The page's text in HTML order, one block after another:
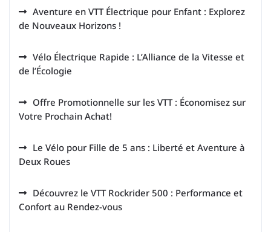
Aventure en VTT Électrique pour Enfant : Explorez
de Nouveaux Horizons !
Vélo Électrique Rapide : L’Alliance de la Vitesse et
de l’Écologie
Offre Promotionnelle sur les VTT : Économisez sur
Votre Prochain Achat!
Le Vélo pour Fille de 5 ans : Liberté et Aventure à
Deux Roues
Découvrez le VTT Rockrider 500 : Performance et
Confort au Rendez-vous